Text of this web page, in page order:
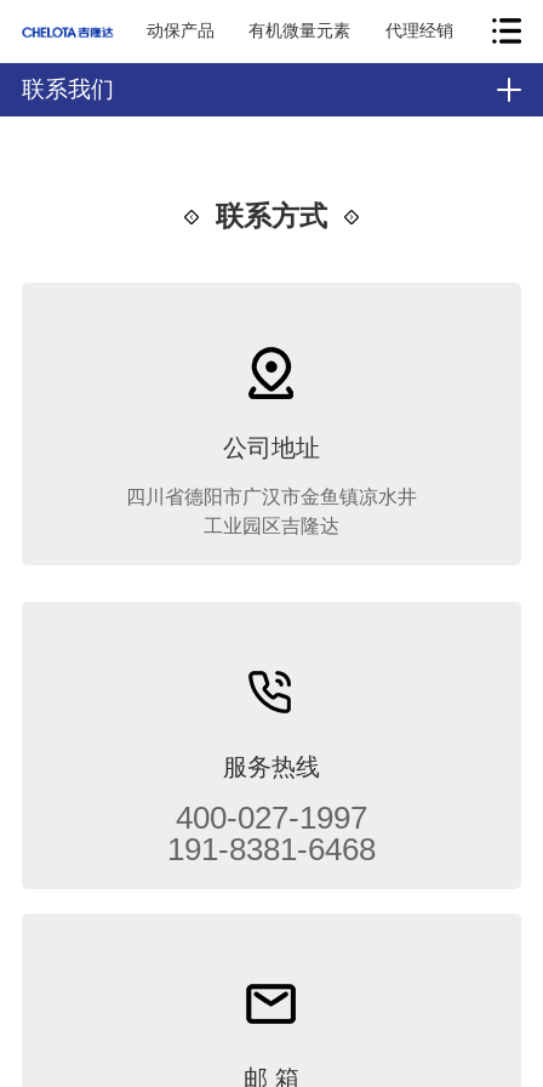
动保产品 有机微量元素 代理经销
联系我们
联系方式
公司地址
四川省德阳市广汉市金鱼镇凉水井
工业园区吉隆达
服务热线
400-027-1997
191-8381-6468
邮 箱